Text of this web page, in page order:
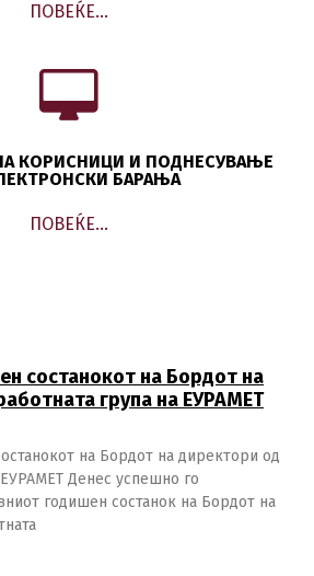
ПОВЕЌЕ…
КОРИСНИЦИ И ПОДНЕСУВАЊЕ
БАРАЊА
ПОВЕЌЕ…
состанокот на Бордот на
група на ЕУРАМЕТ
на Бордот на директори од
ЕУРАМЕТ Денес успешно го
годишен состанок на Бордот на